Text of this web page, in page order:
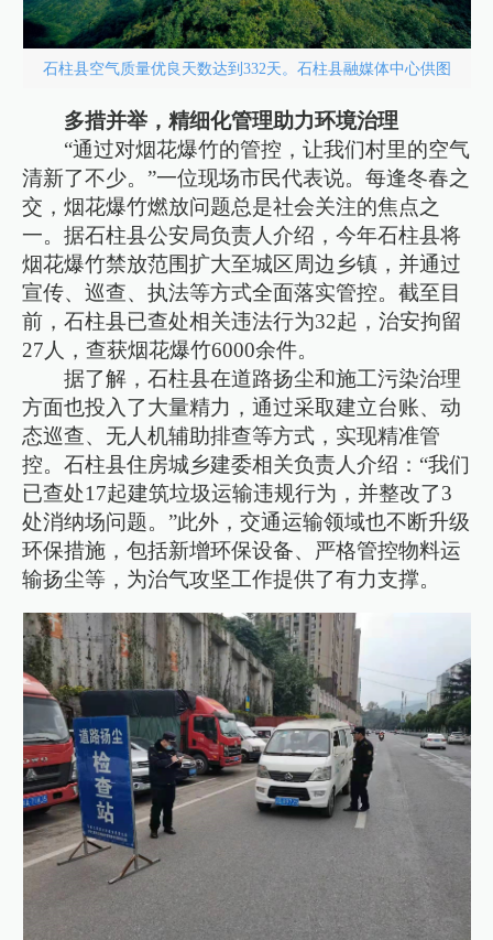
石柱县空气质量优良天数达到332天。石柱县融媒体中心供图
多措并举，精细化管理助力环境治理
“通过对烟花爆竹的管控，让我们村里的空气
清新了不少。”一位现场市民代表说。每逢冬春之
交，烟花爆竹燃放问题总是社会关注的焦点之
一。据石柱县公安局负责人介绍，今年石柱县将
烟花爆竹禁放范围扩大至城区周边乡镇，并通过
宣传、巡查、执法等方式全面落实管控。截至目
前，石柱县已查处相关违法行为32起，治安拘留
27人，查获烟花爆竹6000余件。
据了解，石柱县在道路扬尘和施工污染治理
方面也投入了大量精力，通过采取建立台账、动
态巡查、无人机辅助排查等方式，实现精准管
控。石柱县住房城乡建委相关负责人介绍：“我们
已查处17起建筑垃圾运输违规行为，并整改了3
处消纳场问题。”此外，交通运输领域也不断升级
环保措施，包括新增环保设备、严格管控物料运
输扬尘等，为治气攻坚工作提供了有力支撑。